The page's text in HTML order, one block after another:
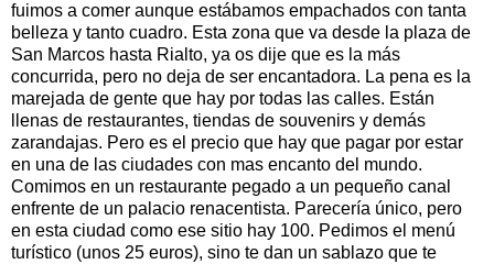
fuimos a comer aunque estábamos empachados con tanta
belleza y tanto cuadro. Esta zona que va desde la plaza de
San Marcos hasta Rialto, ya os dije que es la más
concurrida, pero no deja de ser encantadora. La pena es la
marejada de gente que hay por todas las calles. Están
llenas de restaurantes, tiendas de souvenirs y demás
zarandajas. Pero es el precio que hay que pagar por estar
en una de las ciudades con mas encanto del mundo.
Comimos en un restaurante pegado a un pequeño canal
enfrente de un palacio renacentista. Parecería único, pero
en esta ciudad como ese sitio hay 100. Pedimos el menú
turístico (unos 25 euros), sino te dan un sablazo que te